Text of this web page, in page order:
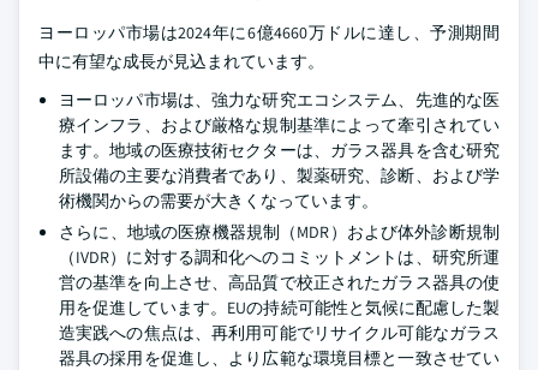
ヨーロッパ市場は2024年に6億4660万ドルに達し、予測期間
中に有望な成長が見込まれています。
ヨーロッパ市場は、強力な研究エコシステム、先進的な医
療インフラ、および厳格な規制基準によって牽引されてい
ます。地域の医療技術セクターは、ガラス器具を含む研究
所設備の主要な消費者であり、製薬研究、診断、および学
術機関からの需要が大きくなっています。
さらに、地域の医療機器規制（MDR）および体外診断規制
（IVDR）に対する調和化へのコミットメントは、研究所運
営の基準を向上させ、高品質で校正されたガラス器具の使
用を促進しています。EUの持続可能性と気候に配慮した製
造実践への焦点は、再利用可能でリサイクル可能なガラス
器具の採用を促進し、より広範な環境目標と一致させてい